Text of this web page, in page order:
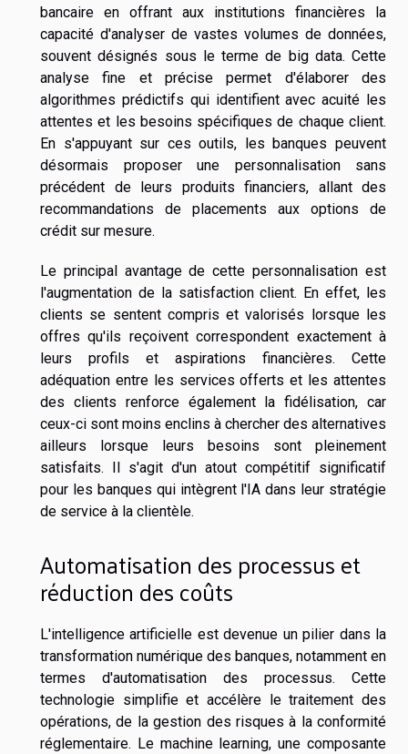
bancaire en offrant aux institutions financières la
capacité d'analyser de vastes volumes de données,
souvent désignés sous le terme de big data. Cette
analyse fine et précise permet d'élaborer des
algorithmes prédictifs qui identifient avec acuité les
attentes et les besoins spécifiques de chaque client.
En s'appuyant sur ces outils, les banques peuvent
désormais proposer une personnalisation sans
précédent de leurs produits financiers, allant des
recommandations de placements aux options de
crédit sur mesure.
Le principal avantage de cette personnalisation est
l'augmentation de la satisfaction client. En effet, les
clients se sentent compris et valorisés lorsque les
offres qu'ils reçoivent correspondent exactement à
leurs profils et aspirations financières. Cette
adéquation entre les services offerts et les attentes
des clients renforce également la fidélisation, car
ceux-ci sont moins enclins à chercher des alternatives
ailleurs lorsque leurs besoins sont pleinement
satisfaits. Il s'agit d'un atout compétitif significatif
pour les banques qui intègrent l'IA dans leur stratégie
de service à la clientèle.
Automatisation des processus et
réduction des coûts
L'intelligence artificielle est devenue un pilier dans la
transformation numérique des banques, notamment en
termes d'automatisation des processus. Cette
technologie simplifie et accélère le traitement des
opérations, de la gestion des risques à la conformité
réglementaire. Le machine learning, une composante